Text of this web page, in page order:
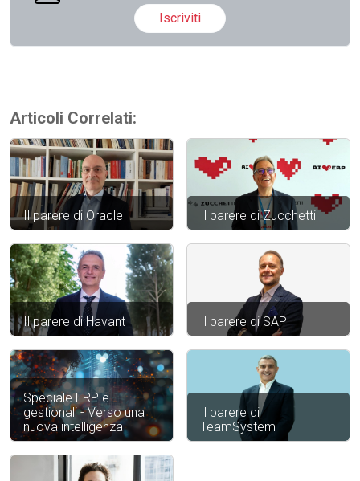
Iscriviti
Articoli Correlati:
Il parere di Oracle Il parere di Zucchetti
Il parere di Havant Il parere di SAP
Speciale ERP e
gestionali - Verso una
nuova intelligenza
Il parere di
TeamSystem